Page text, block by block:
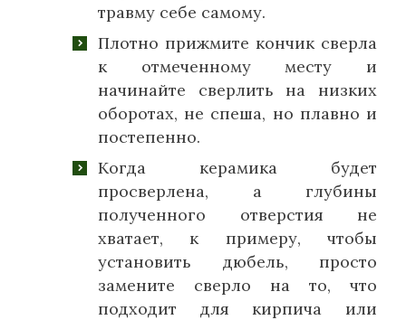
травму себе самому.
Плотно прижмите кончик сверла
к отмеченному месту и
начинайте сверлить на низких
оборотах, не спеша, но плавно и
постепенно.
Когда керамика будет
просверлена, а глубины
полученного отверстия не
хватает, к примеру, чтобы
установить дюбель, просто
замените сверло на то, что
подходит для кирпича или